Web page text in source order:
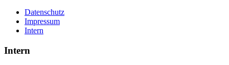
Datenschutz
Impressum
Intern
Intern